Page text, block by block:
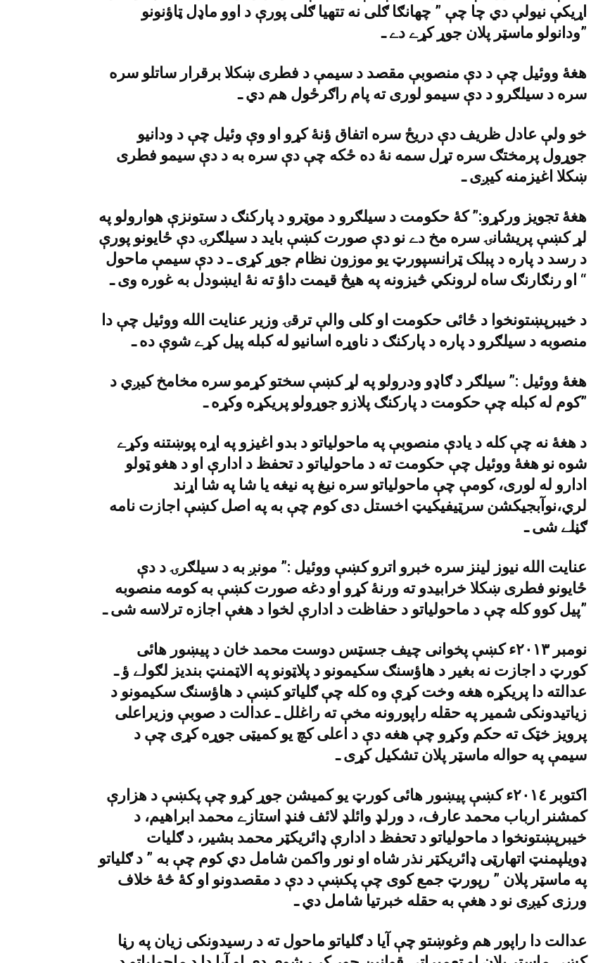
اړيکې نيولې دي چا چې ” چهانګا ګلى نه تتهيا ګلى پورې د اوو ماډل ټاؤنونو
ودانولو ماسټر پلان جوړ کړے دے ـ”
هغۀ ووئيل چې د دې منصوبې مقصد د سيمې د فطرى ښکلا برقرار ساتلو سره
سره د سيلګرو د دې سيمو لورى ته پام راګرځول هم دي ـ
خو ولې عادل ظريف دې دريځ سره اتفاق ؤنۀ کړو او وې وئيل چې د ودانيو
جوړول پرمختګ سره تړل سمه نۀ ده ځکه چې دې سره به د دې سيمو فطرى
ښکلا اغيزمنه کيږى ـ
هغۀ تجويز ورکړو:” کۀ حکومت د سيلګرو د موټرو د پارکنګ د ستونزې هوارولو په
لړ کښې پريشانۍ سره مخ دے نو دې صورت کښې بايد د سيلګرۍ دې ځايونو پورې
د رسد د پاره د پبلک ټرانسپورټ يو موزون نظام جوړ کړى ـ د دې سيمې ماحول
او رنګارنګ ساه لرونکي څيزونه په هيڅ قيمت داؤ ته نۀ ايښودل به غوره وى ـ “
د خيبرپښتونخوا د ځائى حکومت او کلى والې ترقۍ وزير عنايت الله ووئيل چې دا
منصوبه د سيلګرو د پاره د پارکنګ د ناوړه اسانيو له کبله پيل کړے شوې ده ـ
هغۀ ووئيل :” سيلګر د ګاډو ودرولو په لړ کښې سختو کړمو سره مخامخ کيږي د
کوم له کبله چې حکومت د پارکنګ پلازو جوړولو پريکړه وکړه ـ”
د هغۀ نه چې کله د يادې منصوبې په ماحولياتو د بدو اغيزو په اړه پوښتنه وکړے
شوه نو هغۀ ووئيل چې حکومت ته د ماحولياتو د تحفظ د ادارې او د هغو ټولو
ادارو له لورى، کومې چې ماحولياتو سره نيغ په نيغه يا شا په شا اړند
لري،نوآبجيکشن سرټيفيکيټ اخستل دى کوم چې به په اصل کښې اجازت نامه
ګڼلے شى ـ
عنايت الله نيوز لينز سره خبرو اترو کښې ووئيل :” مونږ به د سيلګرۍ د دې
ځايونو فطرى ښکلا خرابيدو ته ورنۀ کړو او دغه صورت کښې به کومه منصوبه
پيل کوو کله چې د ماحولياتو د حفاظت د ادارې لخوا د هغې اجازه ترلاسه شى ـ”
نومبر ٢٠١٣ء کښې پخوانى چيف جسټس دوست محمد خان د پيښور هائى
کورټ د اجازت نه بغير د هاؤسنګ سکيمونو د پلاټونو په الاټمنټ بنديز لګولے ؤ ـ
عدالته دا پريکړه هغه وخت کړې وه کله چې ګلياتو کښې د هاؤسنګ سکيمونو د
زياتيدونکى شمير په حقله راپورونه مخې ته راغلل ـ عدالت د صوبې وزيراعلى
پرويز خټک ته حکم وکړو چې هغه دې د اعلى کچ يو کميټى جوړه کړى چې د
سيمې په حواله ماسټر پلان تشکيل کړى ـ
اکتوبر ٢٠١٤ء کښې پيښور هائى کورټ يو کميشن جوړ کړو چې پکښې د هزارې
کمشنر ارباب محمد عارف، د ورلډ وائلډ لائف فنډ استازے محمد ابراهيم، د
خيبرپښتونخوا د ماحولياتو د تحفظ د ادارې ډائريکټر محمد بشير، د ګليات
ډويلپمنټ اتهارټى ډائريکټر نذر شاه او نور واکمن شامل دي کوم چې به ” د ګلياتو
په ماسټر پلان ” رپورټ جمع کوى چې پکښې د دې د مقصدونو او کۀ څۀ خلاف
ورزى کيږى نو د هغې به حقله خبرتيا شامل دي ـ
عدالت دا راپور هم وغوښتو چې آيا د ګلياتو ماحول ته د رسيدونکى زيان په رڼا